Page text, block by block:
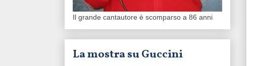
Il grande cantautore è scomparso a 86 anni
La mostra su Guccini